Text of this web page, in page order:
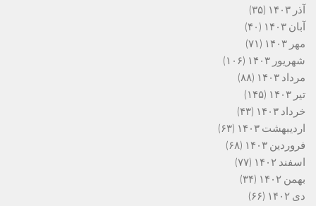
آذر ۱۴۰۳
(۳۵)
آبان ۱۴۰۳
(۴۰)
مهر ۱۴۰۳
(۷۱)
شهریور ۱۴۰۳
(۱۰۶)
مرداد ۱۴۰۳
(۸۸)
تیر ۱۴۰۳
(۱۴۵)
خرداد ۱۴۰۳
(۴۳)
اردیبهشت ۱۴۰۳
(۶۳)
فروردین ۱۴۰۳
(۶۸)
اسفند ۱۴۰۲
(۷۷)
بهمن ۱۴۰۲
(۳۴)
دی ۱۴۰۲
(۶۶)